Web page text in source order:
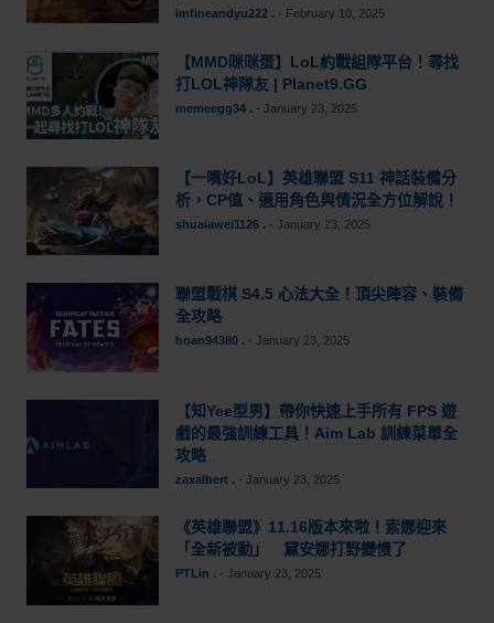
imfineandyu222 . - February 10, 2025
【MMD咪咪蛋】LoL約戰組隊平台！尋找
打LOL神隊友 | Planet9.GG
memeegg34 . - January 23, 2025
【一嘴好LoL】英雄聯盟 S11 神話裝備分
析，CP值、適用角色與情況全方位解說！
shuaiawei1126 . - January 23, 2025
聯盟戰棋 S4.5 心法大全！頂尖陣容、裝備
全攻略
hoan94380 . - January 23, 2025
【知Yee型男】帶你快速上手所有 FPS 遊
戲的最強訓練工具！Aim Lab 訓練菜單全
攻略
zaxalbert . - January 23, 2025
《英雄聯盟》11.16版本來啦！索娜迎來
「全新被動」 黛安娜打野變慢了
PTLin . - January 23, 2025